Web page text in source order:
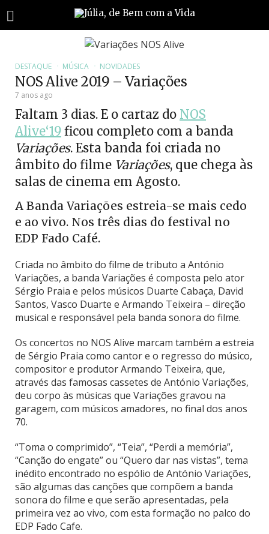
DESTAQUE MÚSICA NOVIDADES
NOS Alive 2019 – Variações
7 anos ago
Faltam 3 dias. E o cartaz do NOS
Alive‘19 ficou completo com a banda
Variações. Esta banda foi criada no
âmbito do filme Variações, que chega às
salas de cinema em Agosto.
A Banda Variações estreia-se mais cedo
e ao vivo. Nos três dias do festival no
EDP Fado Café.
Criada no âmbito do filme de tributo a António
Variações, a banda Variações é composta pelo ator
Sérgio Praia e pelos músicos Duarte Cabaça, David
Santos, Vasco Duarte e Armando Teixeira – direção
musical e responsável pela banda sonora do filme.
Os concertos no NOS Alive marcam também a estreia
de Sérgio Praia como cantor e o regresso do músico,
compositor e produtor Armando Teixeira, que,
através das famosas cassetes de António Variações,
deu corpo às músicas que Variações gravou na
garagem, com músicos amadores, no final dos anos
70.
“Toma o comprimido”, “Teia”, “Perdi a memória”,
“Canção do engate” ou “Quero dar nas vistas”, tema
inédito encontrado no espólio de António Variações,
são algumas das canções que compõem a banda
sonora do filme e que serão apresentadas, pela
primeira vez ao vivo, com esta formação no palco do
EDP Fado Cafe.